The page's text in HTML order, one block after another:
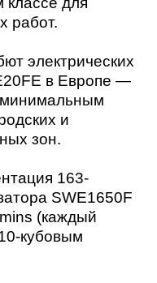
работ.
электрических
в Европе —
и
зон.
163-
SWE1650F
(каждый
кубовым